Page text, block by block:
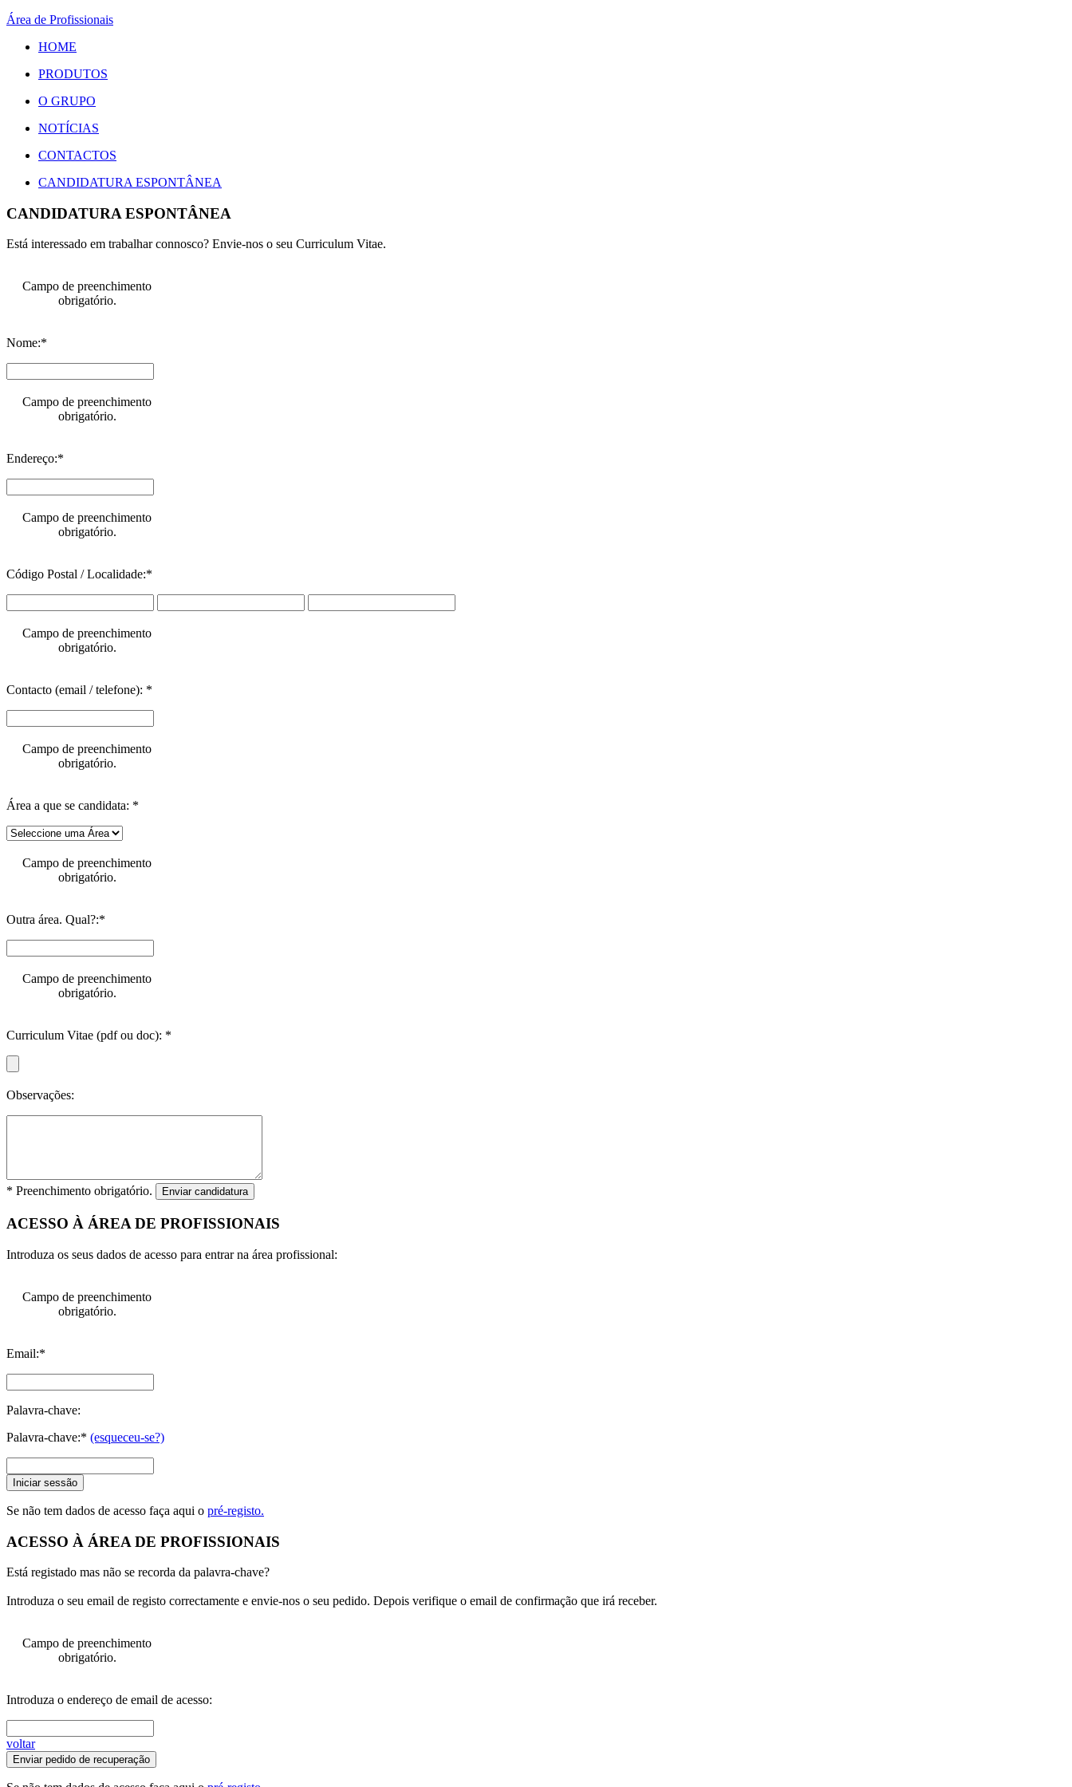
Área de Profissionais
HOME
PRODUTOS
O GRUPO
NOTÍCIAS
CONTACTOS
CANDIDATURA ESPONTÂNEA
CANDIDATURA ESPONTÂNEA
Está interessado em trabalhar connosco? Envie-nos o seu Curriculum Vitae.
Campo de preenchimento
obrigatório.
Nome:*
Campo de preenchimento
obrigatório.
Endereço:*
Campo de preenchimento
obrigatório.
Código Postal / Localidade:*
Campo de preenchimento
obrigatório.
Contacto (email / telefone): *
Campo de preenchimento
obrigatório.
Área a que se candidata: *
Campo de preenchimento
obrigatório.
Outra área. Qual?:*
Campo de preenchimento
obrigatório.
Curriculum Vitae (pdf ou doc): *
Observações:
* Preenchimento obrigatório. Enviar candidatura
ACESSO À ÁREA DE PROFISSIONAIS
Introduza os seus dados de acesso para entrar na área profissional:
Campo de preenchimento
obrigatório.
Email:*
Palavra-chave:
Palavra-chave:* (esqueceu-se?)
Iniciar sessão
Se não tem dados de acesso faça aqui o pré-registo.
ACESSO À ÁREA DE PROFISSIONAIS
Está registado mas não se recorda da palavra-chave?
Introduza o seu email de registo correctamente e envie-nos o seu pedido. Depois verifique o email de confirmação que irá receber.
Campo de preenchimento
obrigatório.
Introduza o endereço de email de acesso:
voltar
Enviar pedido de recuperação